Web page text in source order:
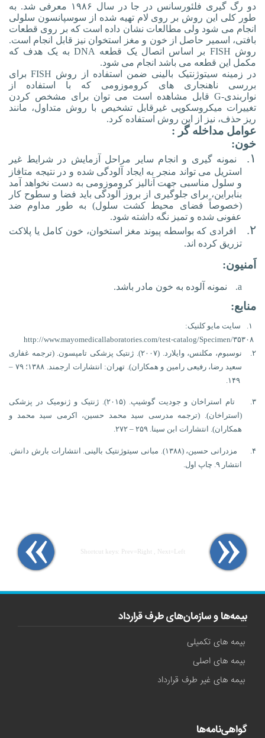
دو رگ گیری فلئورسانس در جا در سال ۱۹۸۶ معرفی شد. به
طور کلی این روش بر روی لام تهیه شده از سوسپانسون سلولی
انجام می شود ولی مطالعات نشان داده است که بر روی قطعات
بافتی، اسمیر حاصل از خون و مغز استخوان نیز قابل انجام است.
روش FISH بر اساس اتصال یک قطعه DNAبه یک هدف که
مکمل این قطعه می باشد انجام می شود.
در زمینه سیتوژنتیک بالینی ضمن استفاده از روش FISHبرای
بررسی ناهنجاری های کروموزومی که با استفاده از
نواربندی-
G قابل مشاهده است می توان برای مشخص کردن
تغییرات میکروسکوپی غیرقابل تشخیص با روش متداول، مانند
ریز حذف، نیز از این روش استفاده کرد.
عوامل مداخله گر :
خون:
۱.
نمونه گیری و انجام سایر مراحل آزمایش در شرایط غیر
استریل می تواند منجر به ایجاد آلودگی شده و در نتیجه متافاز
و سلول مناسبی جهت آنالیز کروموزومی به دست نخواهد آمد
بنابراین، برای جلوگیری از بروز آلودگی باید فضا و سطوح کار
(خصوصاً فضای محیط کشت سلول) به طور مداوم ضد
عفونی شده و تمیز نگه داشته شود.
۲.
افرادی که بواسطه پیوند مغز استخوان، خون کامل یا پلاکت
تزریق کرده اند.
اَمنیون:
a. نمونه آلوده به خون مادر باشد.
منابع:
۱.
سایت مایو کلنیک:
http://www.mayomedicallaboratories.com/test-catalog/Specimen/۳۵۳۰۸
۲.
نوسبوم، مکلنس، وایلارد. (۲۰۰۷). ژنتیک پزشکی تامپسون. (ترجمه غفاری
سعید رضا، رفیعی رامین و همکاران). تهران: انتشارات ارجمند. ۱۳۸۸؛ ۷۹
–
۳.
تام استراخان و جودیت گوشیپ. (۲۰۱۵). ژنتیک و ژنومیک در پزشکی
(استراخان). (ترجمه مدرسی سید محمد حسین، اکرمی سید محمد و
همکاران). انتشارات ابن سینا. ۲۵۹
–
۴.
مزدرانی حسین، (۱۳۸۸). مبانی سیتوژنتیک بالینی. انتشارات بارش دانش.
انتشار ۹. چاپ اول.
Shortcut keys: Prev=Right , Next=Left
بیمه‌ها و سازمان‌های طرف قرارداد
بیمه های تکمیلی
بیمه های اصلی
بیمه های غیر طرف قرارداد
گواهی‌نامه‌ها